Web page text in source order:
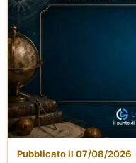
Pubblicato il 07/08/2026